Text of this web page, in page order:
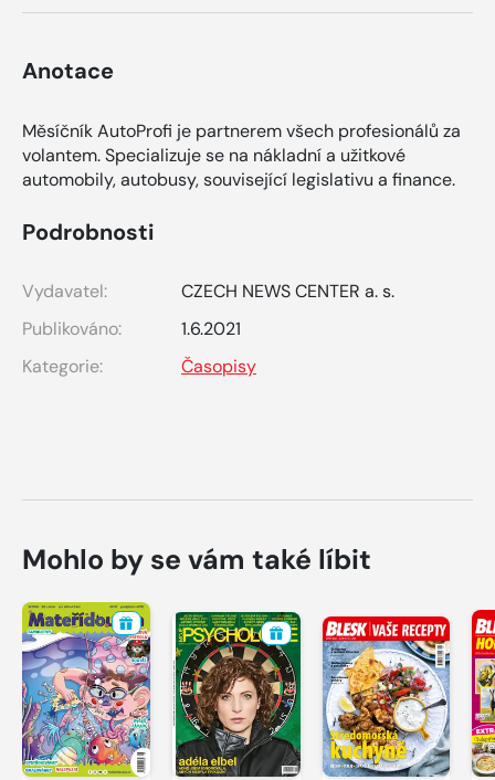
Anotace
Měsíčník AutoProfi je partnerem všech profesionálů za
volantem. Specializuje se na nákladní a užitkové
automobily, autobusy, související legislativu a finance.
Podrobnosti
Vydavatel:
CZECH NEWS CENTER a. s.
Publikováno:
1.6.2021
Kategorie:
Časopisy
Mohlo by se vám také líbit